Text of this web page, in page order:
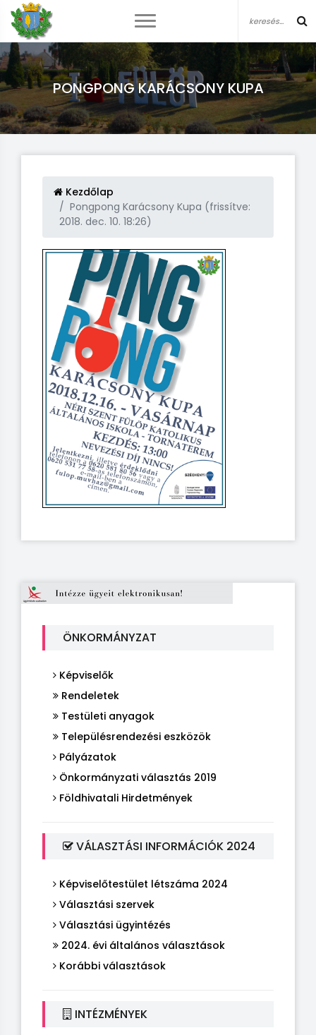
PONGPONG KARÁCSONY KUPA
ÖNKORMÁNYZAT
Képviselők
Rendeletek
Testületi anyagok
Településrendezési eszközök
Pályázatok
Önkormányzati választás 2019
Földhivatali Hirdetmények
VÁLASZTÁSI INFORMÁCIÓK 2024
Képviselőtestület létszáma 2024
Választási szervek
Választási ügyintézés
2024. évi általános választások
Korábbi választások
INTÉZMÉNYEK
Kezdőlap
Pongpong Karácsony Kupa (frissítve:
2018. dec. 10. 18:26)